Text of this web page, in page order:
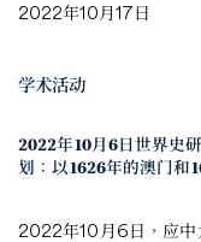
2022年10月17日
学术活动
2022年10月6日世界史
划：以1626年的澳门和
2022年10月6日，应中